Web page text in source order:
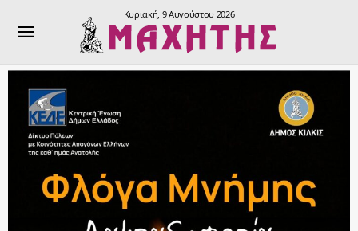
Κυριακή, 9 Αυγούστου 2026